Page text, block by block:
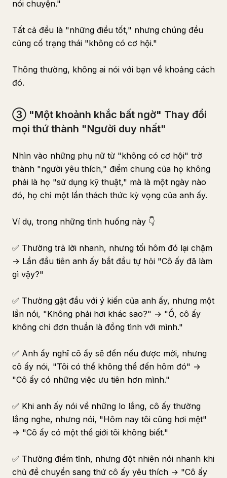
nói chuyện."
Tất cả đều là "những điều tốt," nhưng chúng đều
củng cố trạng thái "không có cơ hội."
Thông thường, không ai nói với bạn về khoảng cách
đó.
③ "Một khoảnh khắc bất ngờ" Thay đổi
mọi thứ thành "Người duy nhất"
Nhìn vào những phụ nữ từ "không có cơ hội" trở
thành "người yêu thích," điểm chung của họ không
phải là họ "sử dụng kỹ thuật," mà là một ngày nào
đó, họ chỉ một lần thách thức kỳ vọng của anh ấy.
Ví dụ, trong những tình huống này 👇
✅ Thường trả lời nhanh, nhưng tối hôm đó lại chậm
→ Lần đầu tiên anh ấy bắt đầu tự hỏi "Cô ấy đã làm
gì vậy?"
✅ Thường gật đầu với ý kiến của anh ấy, nhưng một
lần nói, "Không phải hơi khác sao?" → "Ồ, cô ấy
không chỉ đơn thuần là đồng tình với mình."
✅ Anh ấy nghĩ cô ấy sẽ đến nếu được mời, nhưng
cô ấy nói, "Tôi có thể không thể đến hôm đó" →
"Cô ấy có những việc ưu tiên hơn mình."
✅ Khi anh ấy nói về những lo lắng, cô ấy thường
lắng nghe, nhưng nói, "Hôm nay tôi cũng hơi mệt"
→ "Cô ấy có một thế giới tôi không biết."
✅ Thường điềm tĩnh, nhưng đột nhiên nói nhanh khi
chủ đề chuyển sang thứ cô ấy yêu thích → "Cô ấy